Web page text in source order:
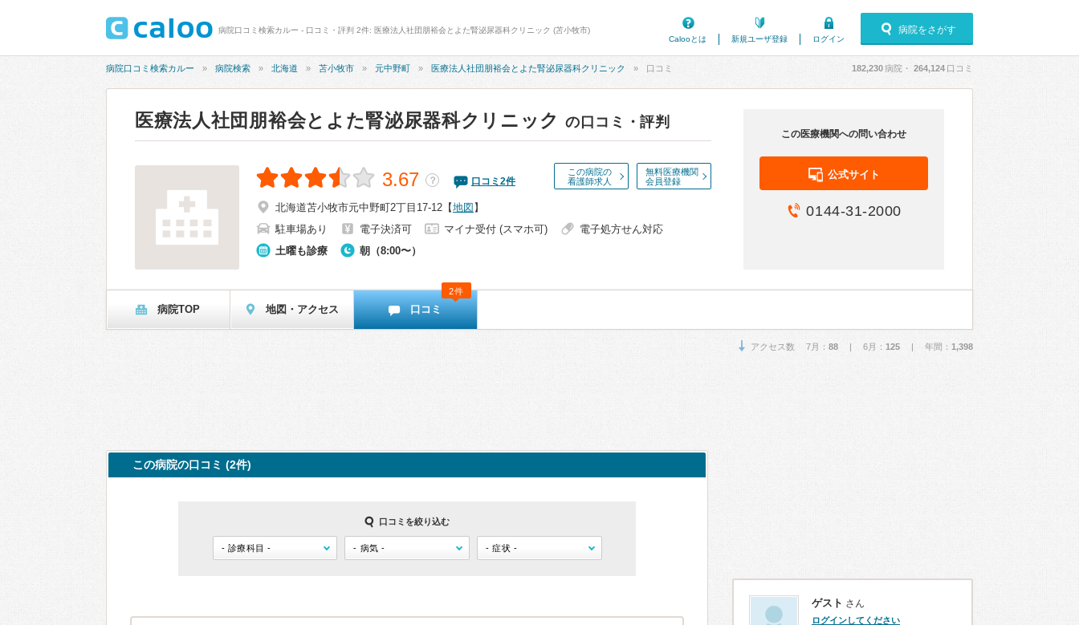
病院口コミ検索カルー - 口コミ・評判 2件: 医療法人社団朋裕会とよた腎泌尿器科クリニック (苫小牧市)
Calooとは
新規ユーザ登録 ログイン
病院をさがす
病院口コミ検索カルー 病院検索 北海道 苫小牧市 元中野町 医療法人社団朋裕会とよた腎泌尿器科クリニック 口コミ 182,230病院・ 264,124 口コミ
医療法人社団朋裕会とよた腎泌尿器科クリニック の口コミ・評判
この病院の
看護師求人
無料医療機関
会員登録
3.67 ？ 口コミ 2件
北海道苫小牧市元中野町2丁目17-12 【地図 】
駐車場あり
電子決済可 マイナ受付 (スマホ可)
電子処方せん対応
土曜も診療
朝（8:00〜）
この医療機関への問い合わせ
公式サイト
0144-31-2000
病院TOP 地図・アクセス 口コミ
2件
アクセス数 7月： 88 | 6月： 125 | 年間： 1,398
この病院の口コミ (2件)
口コミを絞り込む
ゲスト さん
ログインしてください